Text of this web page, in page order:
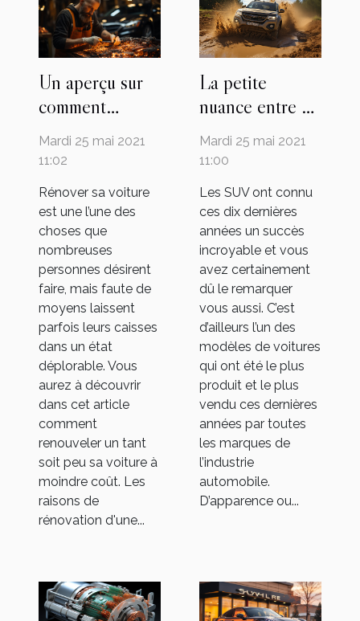
Un aperçu sur
comment
rénover son
véhicule
Mardi 25 mai 2021
11:02
Rénover sa voiture
est une l’une des
choses que
nombreuses
personnes désirent
faire, mais faute de
moyens laissent
parfois leurs caisses
dans un état
déplorable. Vous
aurez à découvrir
dans cet article
comment
renouveler un tant
soit peu sa voiture à
moindre coût. Les
raisons de
rénovation d'une...
La petite
nuance entre un
SUV et un 4*4
ordinaire
Mardi 25 mai 2021
11:00
Les SUV ont connu
ces dix dernières
années un succès
incroyable et vous
avez certainement
dû le remarquer
vous aussi. C’est
d’ailleurs l’un des
modèles de voitures
qui ont été le plus
produit et le plus
vendu ces dernières
années par toutes
les marques de
l’industrie
automobile.
D’apparence ou...